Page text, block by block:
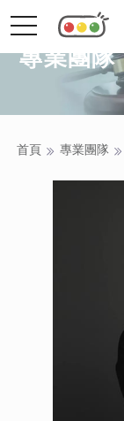
toggle
專業團隊
首頁 專業團隊